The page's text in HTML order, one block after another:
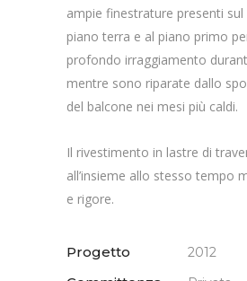
ampie finestrature presenti
piano terra e al piano primo
profondo irraggiamento
mentre sono riparate dallo
del balcone nei mesi più caldi.
Il rivestimento in lastre di
all’insieme allo stesso tempo
e rigore.
Progetto 2012